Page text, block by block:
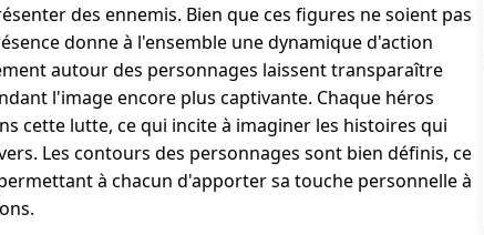
des ennemis. Bien que ces figures ne soient pas
donne à l'ensemble une dynamique d'action
autour des personnages laissent transparaître
l'image encore plus captivante. Chaque héros
cette lutte, ce qui incite à imaginer les histoires qui
Les contours des personnages sont bien définis, ce
à chacun d'apporter sa touche personnelle à